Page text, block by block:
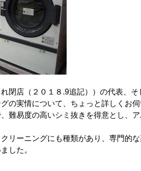
閉店（２０１８.9追記））の代表、
の実情について、ちょっと詳しくお
難易度の高いシミ抜きを得意とし、
リーニングにも種類があり、専門的
した。